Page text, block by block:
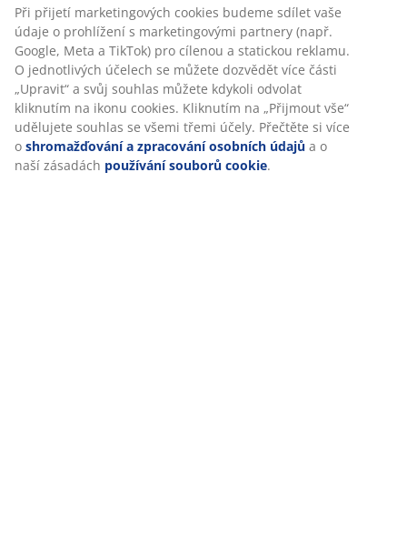
Specifikace
Hodnocení
(124)
Při přijetí marketingových cookies budeme sdílet vaše
údaje o prohlížení s marketingovými partnery (např.
Google, Meta a TikTok) pro cílenou a statickou reklamu.
O jednotlivých účelech se můžete dozvědět více části
„Upravit“ a svůj souhlas můžete kdykoli odvolat
kliknutím na ikonu cookies. Kliknutím na „Přijmout vše“
udělujete souhlas se všemi třemi účely. Přečtěte si více
oshromažďování a zpracování osobních údajů